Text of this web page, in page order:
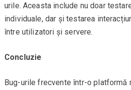
urile. Aceasta include nu doar
individuale, dar și testarea
între utilizatori și servere.
Concluzie
Bug-urile frecvente într-o platformă